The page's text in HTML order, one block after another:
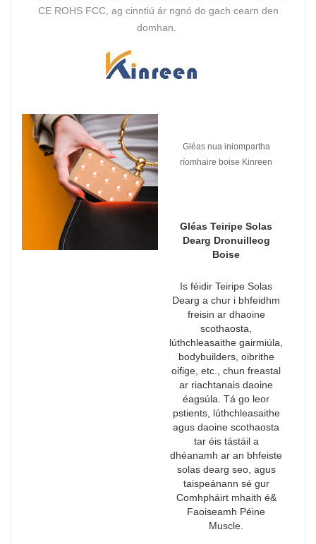
CE ROHS FCC, ag cinntiú ár ngnó do gach cearn den
domhan.
Gléas nua iniompartha
ríomhaire boise Kinreen
Gléas Teiripe Solas
Dearg Dronuilleog
Boise
Is féidir Teiripe Solas
Dearg a chur i bhfeidhm
freisin ar dhaoine
scothaosta,
lúthchleasaithe gairmiúla,
bodybuilders, oibrithe
oifige, etc., chun freastal
ar riachtanais daoine
éagsúla. Tá go leor
pstients, lúthchleasaithe
agus daoine scothaosta
tar éis tástáil a
dhéanamh ar an bhfeiste
solas dearg seo, agus
taispeánann sé gur
Comhpháirt mhaith é&
Faoiseamh Péine
Muscle.